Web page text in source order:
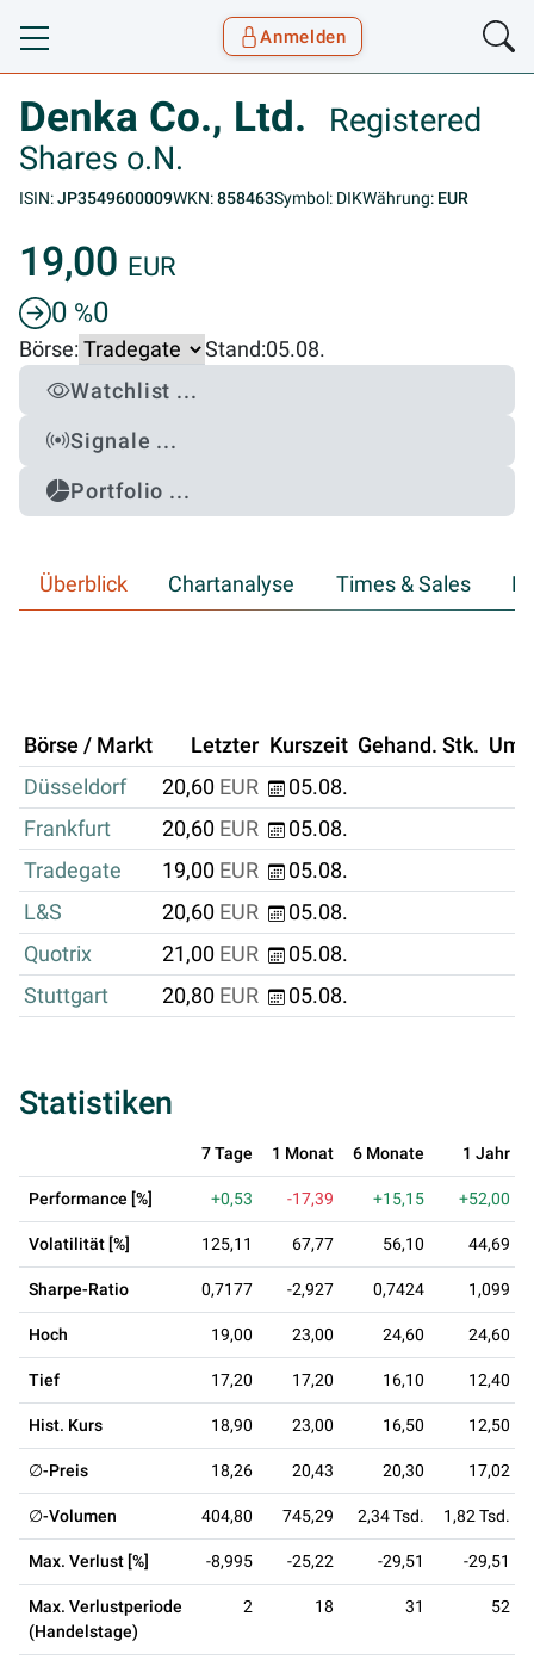
Toggle navigation
Anmelden
Denka Co., Ltd.
Registered
Shares o.N.
ISIN:JP3549600009WKN:858463Symbol: DIKWährung: EUR
19,00 EUR
0 %0
Börse: Stand:05.08.
Watchlist ...
Signale ...
Portfolio ...
Überblick Chartanalyse Times & Sales
Börse / Markt Letzter Kurszeit Gehand. Stk.
Düsseldorf
20,60 EUR
05.08.
Frankfurt
20,60 EUR
05.08.
Tradegate
19,00 EUR
05.08.
L&S
20,60 EUR
05.08.
Quotrix
21,00 EUR
05.08.
Stuttgart
20,80 EUR 05.08.
Statistiken
7 Tage 1 Monat 6 Monate 1 Jahr
Performance [%] +0,53 -17,39 +15,15 +52,00
Volatilität [%] 125,11 67,77 56,10 44,69
Sharpe-Ratio 0,7177 -2,927 0,7424 1,099
Hoch 19,00 23,00 24,60 24,60
Tief 17,20 17,20 16,10 12,40
Hist. Kurs 18,90 23,00 16,50 12,50
∅-Preis 18,26 20,43 20,30 17,02
∅-Volumen 404,80 745,29 2,34 Tsd. 1,82 Tsd.
Max. Verlust [%] -8,995 -25,22 -29,51 -29,51
Max. Verlustperiode
(Handelstage)
2 18 31 52